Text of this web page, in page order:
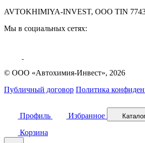
AVTOKHIMIYA-INVEST, OOO TIN
Мы в социальных сетях:
© ООО «Автохимия-Инвест», 2026
Публичный договор Политика
Профиль Избранное
Корзина